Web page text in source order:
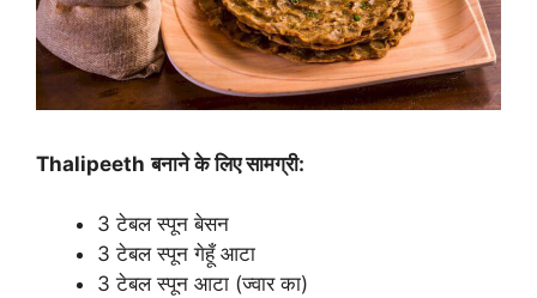
Thalipeeth बनाने के लिए सामग्री:
3 टेबल स्पून बेसन
3 टेबल स्पून गेहूँ आटा
3 टेबल स्पून आटा (ज्वार का)